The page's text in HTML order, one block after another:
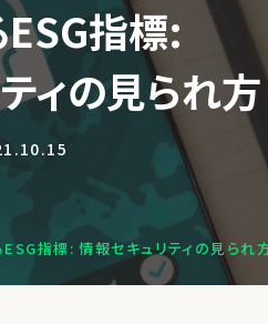
指標:
ィの見られ方
ESG指標:情報セキュリティの見られ